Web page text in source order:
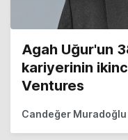
Agah Uğur'un
kariyerinin
Ventures
Candeğer Muradoğlu